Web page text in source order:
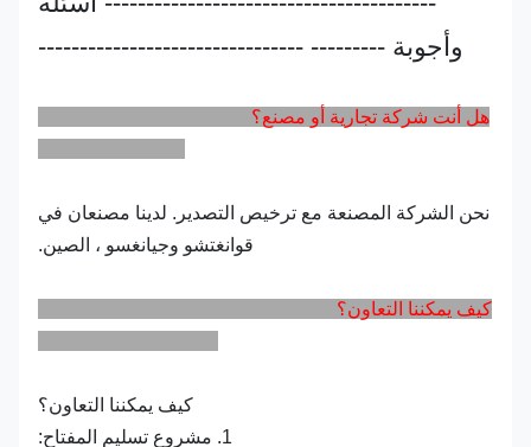
وأجوبة --------- --------------------------------
هل أنت شركة تجارية أو مصنع؟
نحن الشركة المصنعة مع ترخيص التصدير. لدينا مصنعان في
قوانغتشو وجيانغسو ، الصين.
كيف يمكننا التعاون؟
كيف يمكننا التعاون؟